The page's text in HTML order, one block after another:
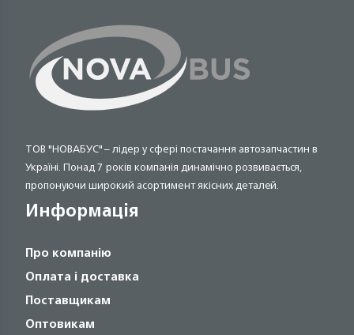
ТОВ "НОВАБУС" – лідер у сфері постачання автозапчастин в
Україні. Понад 7 років компанія динамічно розвивається,
пропонуючи широкий асортимент якісних деталей.
Информація
Про компанію
Оплата і доставка
Поставщикам
Оптовикам